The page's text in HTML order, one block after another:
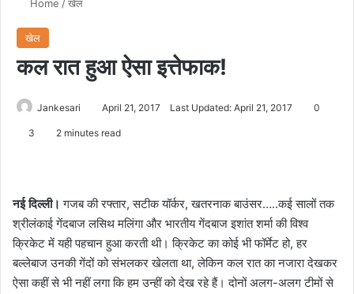
Home /खेल
खेल
कल रात हुआ ऐसा इत्तेफाक!
Jankesari April 21, 2017 Last Updated: April 21, 2017 0
3 2 minutes read
नई दिल्ली। गजब की रफ्तार, सटीक यॉर्कर, खतरनाक बाउंसर…..कई सालों तक
श्रीलंकाई गेंदबाज लसिथ मलिंगा और भारतीय गेंदबाज इशांत शर्मा की विश्व
क्रिकेट में यही पहचान हुआ करती थी। क्रिकेट का कोई भी फॉर्मेट हो, हर
बल्लेबाज उनकी गेंदों को संभलकर खेलता था, लेकिन कल रात का नजारा देखकर
ऐसा कहीं से भी नहीं लगा कि हम उन्हीं को देख रहे हैं। दोनों अलग-अलग टीमों से